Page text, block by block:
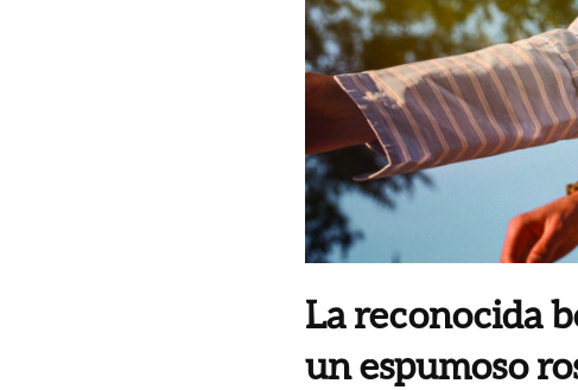
La reconocida
un espumoso